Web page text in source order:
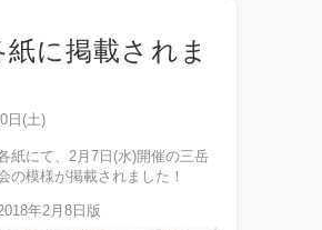
紙に掲載されま
日(土)
紙にて、2月7日(水)開催の三岳
の模様が掲載されました！
年2月8日版